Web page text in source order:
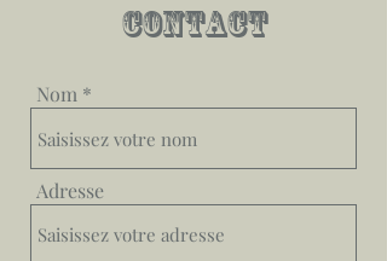
CONTACT
Nom
Adresse